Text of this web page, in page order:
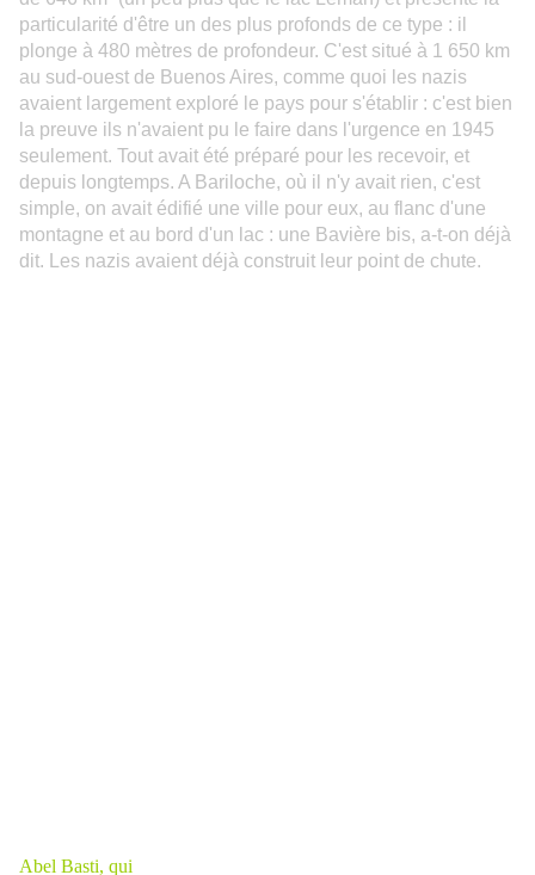
particularité d'être un des plus profonds de ce type : il
plonge à 480 mètres de profondeur. C'est situé à 1 650 km
au sud-ouest de Buenos Aires, comme quoi les nazis
avaient largement exploré le pays pour s'établir : c'est bien
la preuve ils n'avaient pu le faire dans l'urgence en 1945
seulement. Tout avait été préparé pour les recevoir, et
depuis longtemps. A Bariloche, où il n'y avait rien, c'est
simple, on avait édifié une ville pour eux, au flanc d'une
montagne et au bord d'un lac : une Bavière bis, a-t-on déjà
dit. Les nazis avaient déjà construit leur point de chute.
Abel Basti, qui